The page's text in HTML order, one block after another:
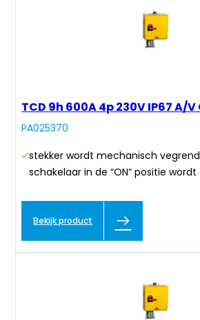
TCD 9h 600A 4p 230V IP67 A/V
PA025370
stekker wordt mechanisch
schakelaar in de “ON” positie wordt
Bekijk product